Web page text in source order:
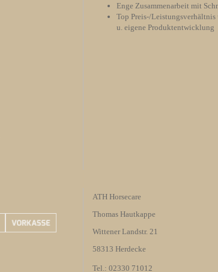
Enge Zusammenarbeit mit
Top Preis-/
u. eigene Produktentwicklung
ATH Horsecare
Thomas Hautkappe
Wittener Landstr. 21
58313 Herdecke
Tel.: 02330 71012